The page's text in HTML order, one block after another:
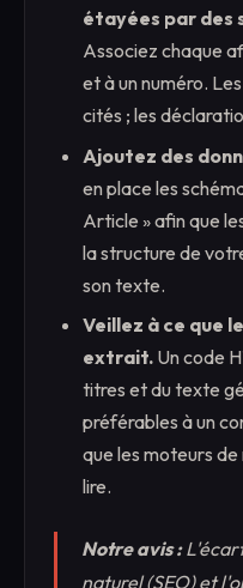
étayées par des
Associez chaque
et à un numéro.
cités ; les
Ajoutez des
en place les
Article » afin que
la structure de
son texte.
Veillez à ce que
extrait. Un code
titres et du texte
préférables à un
que les moteurs
lire.
Notre avis :
naturel (SEO) et